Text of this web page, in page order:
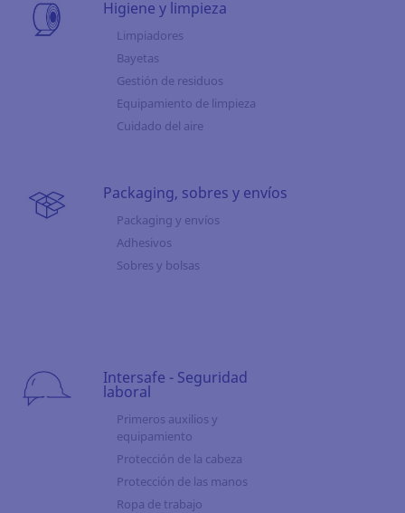
Higiene y limpieza
Limpiadores
Bayetas
Gestión de residuos
Equipamiento de limpieza
Cuidado del aire
Packaging, sobres y envíos
Packaging y envíos
Adhesivos
Sobres y bolsas
Intersafe - Seguridad
laboral
Primeros auxilios y
equipamiento
Protección de la cabeza
Protección de las manos
Ropa de trabajo